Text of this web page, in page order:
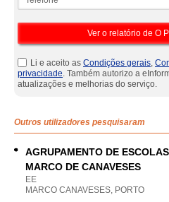
Li e aceito as Condições gerais,
privacidade. Também autorizo a
atualizações e melhorias do serviço.
Outros utilizadores pesquisaram
AGRUPAMENTO DE
MARCO DE CANAVESES
EE
MARCO CANAVESES, PORTO